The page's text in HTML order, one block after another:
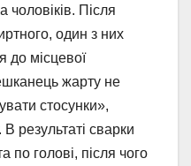
чоловіків. Після
один з них
до місцевої
жарту не
стосунки»,
результаті сварки
по голові, після чого